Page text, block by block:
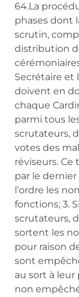
64.La
phases dont
scrutin,
distribution
Secrétaire et
doivent en
chaque
parmi tous
scrutateurs,
votes des
réviseurs.
par le
l’ordre les
fonctions; 3.
scrutateurs,
sortent les
pour raison
sont
au sort à leur
non